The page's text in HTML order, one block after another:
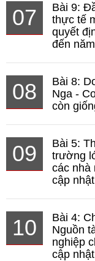
07
Bài 9:
thực tế
quyết
đến
08
Bài 8:
Nga -
còn
09
Bài 5:
trường
các nhà
cập
10
Bài 4:
Nguồn
nghiệp
cập